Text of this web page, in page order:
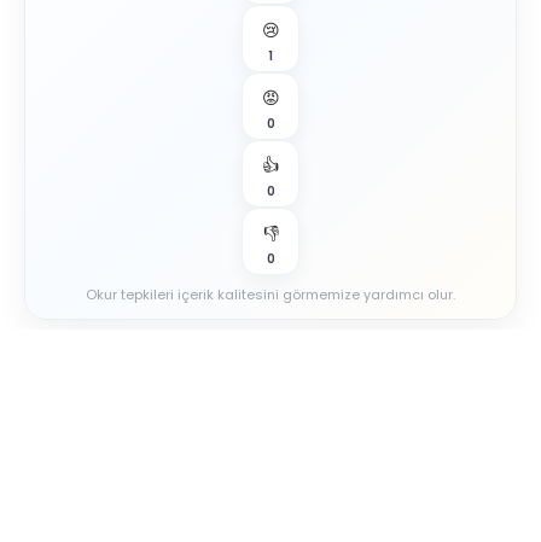
😢
1
😡
0
👍
0
👎
0
Okur tepkileri içerik kalitesini görmemize yardımcı olur.